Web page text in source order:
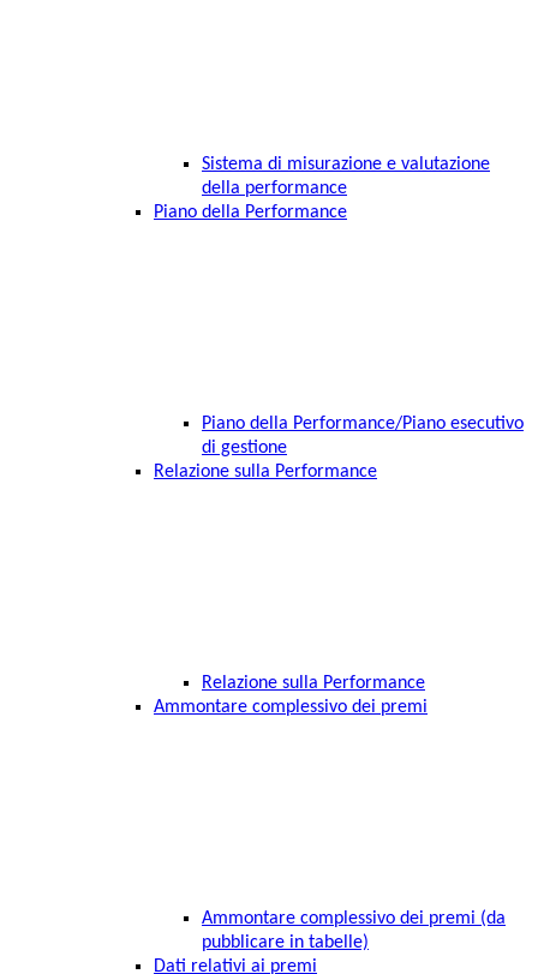
Sistema di misurazione e valutazione
della performance
Piano della Performance
Piano della Performance/Piano esecutivo
di gestione
Relazione sulla Performance
Relazione sulla Performance
Ammontare complessivo dei premi
Ammontare complessivo dei premi (da
pubblicare in tabelle)
Dati relativi ai premi